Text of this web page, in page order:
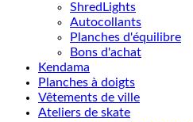
ShredLights
Autocollants
Planches d'équilibre
Bons d'achat
Kendama
Planches à doigts
Vêtements de ville
Ateliers de skate